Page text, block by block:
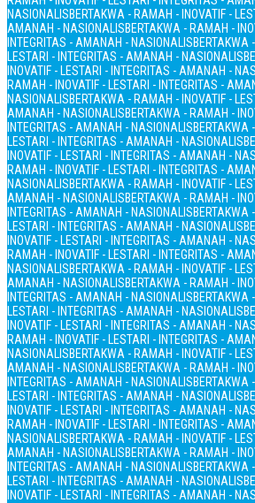
NASIONALISBERTAKWA - RAMAH - INOVATIF -
AMANAH - NASIONALISBERTAKWA - RAMAH -
INTEGRITAS - AMANAH - NASIONALISBERTAKWA
LESTARI - INTEGRITAS - AMANAH - NASIONALIS
INOVATIF - LESTARI - INTEGRITAS - AMANAH -
RAMAH - INOVATIF - LESTARI - INTEGRITAS -
NASIONALISBERTAKWA - RAMAH - INOVATIF -
AMANAH - NASIONALISBERTAKWA - RAMAH -
INTEGRITAS - AMANAH - NASIONALISBERTAKWA
LESTARI - INTEGRITAS - AMANAH - NASIONALIS
INOVATIF - LESTARI - INTEGRITAS - AMANAH -
RAMAH - INOVATIF - LESTARI - INTEGRITAS -
NASIONALISBERTAKWA - RAMAH - INOVATIF -
AMANAH - NASIONALISBERTAKWA - RAMAH -
INTEGRITAS - AMANAH - NASIONALISBERTAKWA
LESTARI - INTEGRITAS - AMANAH - NASIONALIS
INOVATIF - LESTARI - INTEGRITAS - AMANAH -
RAMAH - INOVATIF - LESTARI - INTEGRITAS -
NASIONALISBERTAKWA - RAMAH - INOVATIF -
AMANAH - NASIONALISBERTAKWA - RAMAH -
INTEGRITAS - AMANAH - NASIONALISBERTAKWA
LESTARI - INTEGRITAS - AMANAH - NASIONALIS
INOVATIF - LESTARI - INTEGRITAS - AMANAH -
RAMAH - INOVATIF - LESTARI - INTEGRITAS -
NASIONALISBERTAKWA - RAMAH - INOVATIF -
AMANAH - NASIONALISBERTAKWA - RAMAH -
INTEGRITAS - AMANAH - NASIONALISBERTAKWA
LESTARI - INTEGRITAS - AMANAH - NASIONALIS
INOVATIF - LESTARI - INTEGRITAS - AMANAH -
RAMAH - INOVATIF - LESTARI - INTEGRITAS -
NASIONALISBERTAKWA - RAMAH - INOVATIF -
AMANAH - NASIONALISBERTAKWA - RAMAH -
INTEGRITAS - AMANAH - NASIONALISBERTAKWA
LESTARI - INTEGRITAS - AMANAH - NASIONALIS
INOVATIF - LESTARI - INTEGRITAS - AMANAH -